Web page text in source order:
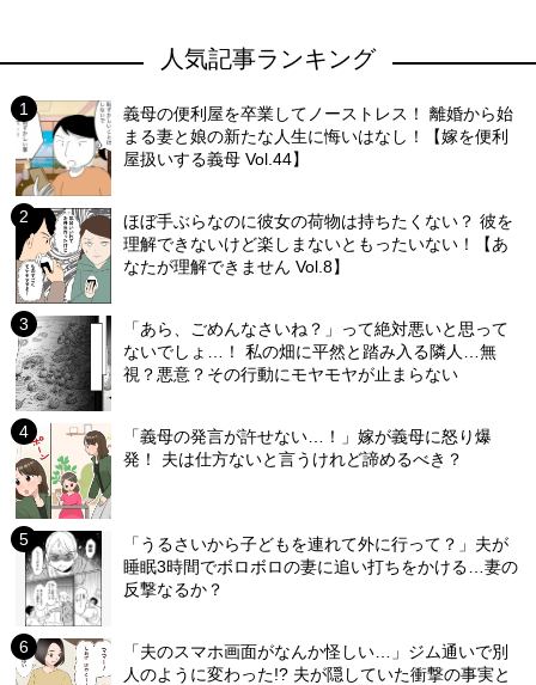
人気記事ランキング
義母の便利屋を卒業してノーストレス！ 離婚から始
まる妻と娘の新たな人生に悔いはなし！【嫁を便利
屋扱いする義母 Vol.44】
ほぼ手ぶらなのに彼女の荷物は持ちたくない？ 彼を
理解できないけど楽しまないともったいない！【あ
なたが理解できません Vol.8】
「あら、ごめんなさいね？」って絶対悪いと思って
ないでしょ…！ 私の畑に平然と踏み入る隣人…無
視？悪意？その行動にモヤモヤが止まらない
「義母の発言が許せない…！」嫁が義母に怒り爆
発！ 夫は仕方ないと言うけれど諦めるべき？
「うるさいから子どもを連れて外に行って？」夫が
睡眠3時間でボロボロの妻に追い打ちをかける…妻の
反撃なるか？
「夫のスマホ画面がなんか怪しい…」ジム通いで別
人のように変わった!? 夫が隠していた衝撃の事実と